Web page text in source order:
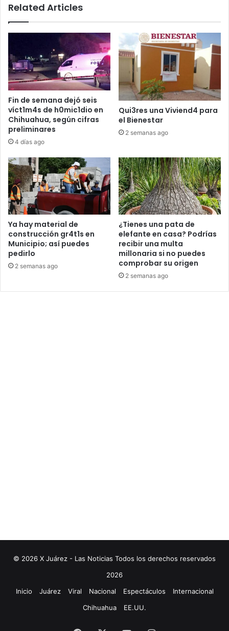
Related Articles
Fin de semana dejó seis
víct1m4s de h0mic1dio en
Chihuahua, según cifras
preliminares
4 días ago
Qui3res una Viviend4 para
el Bienestar
2 semanas ago
Ya hay material de
construcción gr4t1s en
Municipio; así puedes
pedirlo
2 semanas ago
¿Tienes una pata de
elefante en casa? Podrías
recibir una multa
millonaria si no puedes
comprobar su origen
2 semanas ago
© 2026 X Juárez - Las Noticias Todos los derechos reservados
2026
Inicio
Juárez Viral Nacional Espectáculos
Internacional
Chihuahua
EE.UU.